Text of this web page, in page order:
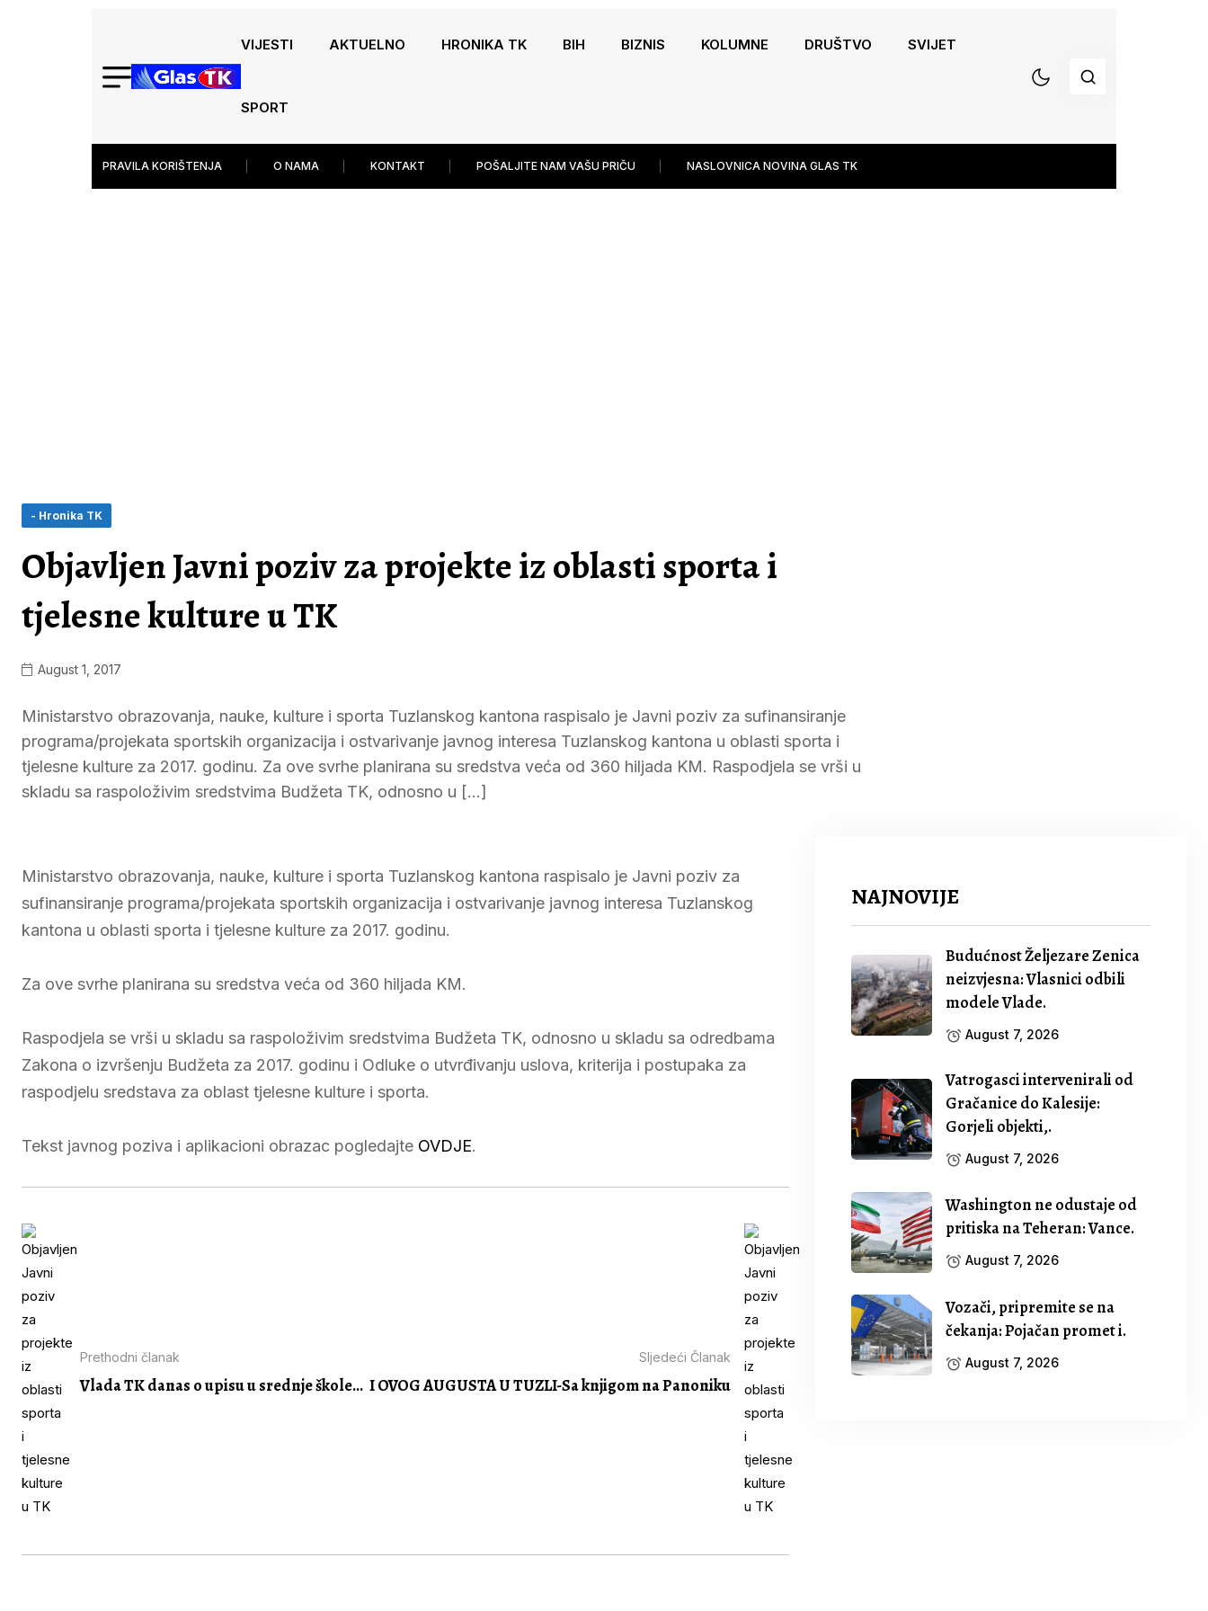
VIJESTI AKTUELNO HRONIKA TK BIH BIZNIS KOLUMNE DRUŠTVO SVIJET
SPORT
PRAVILA KORIŠTENJA O NAMA KONTAKT POŠALJITE NAM VAŠU PRIČU NASLOVNICA NOVINA GLAS TK
- Hronika TK
Objavljen Javni poziv za projekte iz oblasti sporta i
tjelesne kulture u TK
August 1, 2017
Ministarstvo obrazovanja, nauke, kulture i sporta Tuzlanskog kantona raspisalo je Javni poziv za sufinansiranje
programa/projekata sportskih organizacija i ostvarivanje javnog interesa Tuzlanskog kantona u oblasti sporta i
tjelesne kulture za 2017. godinu. Za ove svrhe planirana su sredstva veća od 360 hiljada KM. Raspodjela se vrši u
skladu sa raspoloživim sredstvima Budžeta TK, odnosno u […]
Ministarstvo obrazovanja, nauke, kulture i sporta Tuzlanskog kantona raspisalo je Javni poziv za
sufinansiranje programa/projekata sportskih organizacija i ostvarivanje javnog interesa Tuzlanskog
kantona u oblasti sporta i tjelesne kulture za 2017. godinu.
Za ove svrhe planirana su sredstva veća od 360 hiljada KM.
Raspodjela se vrši u skladu sa raspoloživim sredstvima Budžeta TK, odnosno u skladu sa odredbama
Zakona o izvršenju Budžeta za 2017. godinu i Odluke o utvrđivanju uslova, kriterija i postupaka za
raspodjelu sredstava za oblast tjelesne kulture i sporta.
Tekst javnog poziva i aplikacioni obrazac pogledajte OVDJE.
Prethodni članak
Vlada TK danas o upisu u srednje škole...
Sljedeći Članak
I OVOG AUGUSTA U TUZLI-Sa knjigom na Panoniku
NAJNOVIJE
Budućnost Željezare Zenica
neizvjesna: Vlasnici odbili
modele Vlade.
August 7, 2026
Vatrogasci intervenirali od
Gračanice do Kalesije:
Gorjeli objekti,.
August 7, 2026
Washington ne odustaje od
pritiska na Teheran: Vance.
August 7, 2026
Vozači, pripremite se na
čekanja: Pojačan promet i.
August 7, 2026